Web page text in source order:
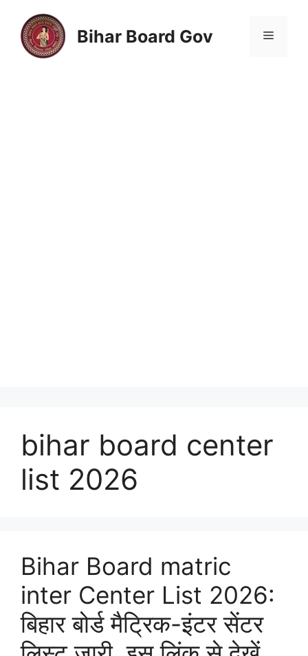
content
Bihar Board Gov Menu
bihar board center
list 2026
Bihar Board matric
inter Center List 2026:
बिहार बोर्ड मैट्रिक-इंटर सेंटर